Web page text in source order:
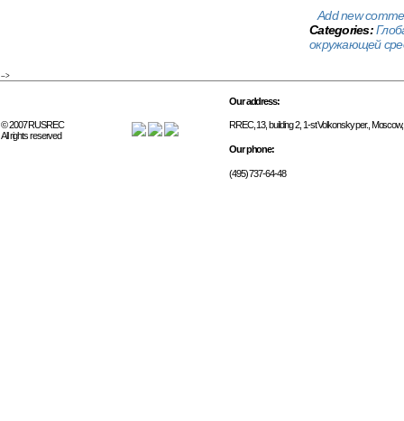
Add new
Categories:
окружающей
-->
© 2007 RUSREC
All rights reserved
Our address:
RREC, 13, building 2, 1-st Volkonsky per.,
Our phone:
(495) 737-64-48